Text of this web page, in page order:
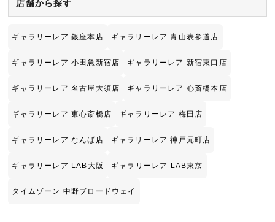
店舗から探す
ギャラリーレア 銀座本店 ギャラリーレア 青山表参道店
ギャラリーレア 小田急新宿店 ギャラリーレア 新宿東口店
ギャラリーレア 名古屋大須店 ギャラリーレア 心斎橋本店
ギャラリーレア 東心斎橋店 ギャラリーレア 梅田店
ギャラリーレア なんば店 ギャラリーレア 神戸元町店
ギャラリーレア LAB大阪 ギャラリーレア LAB東京
タイムゾーン 中野ブロードウェイ